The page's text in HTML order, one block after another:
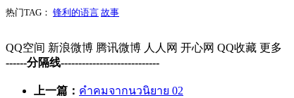
热门TAG： 锋利的语言 故事
QQ空间 新浪微博 腾讯微博 人人网 开心网 QQ收藏 更多
------分隔线----------------------------
上一篇： คำคมจากนวนิยาย 02